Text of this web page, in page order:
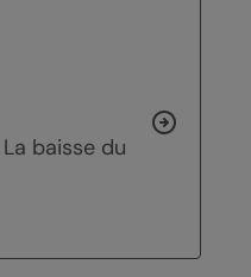
baisse du